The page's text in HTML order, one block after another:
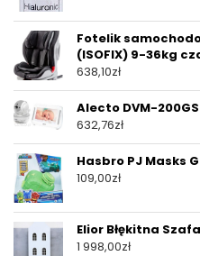
Fotelik
(ISOFIX) 9-36kg
638,10zł
Alecto DVM-200GS
632,76zł
Hasbro PJ Masks
109,00zł
Elior Błękitna
1 998,00zł